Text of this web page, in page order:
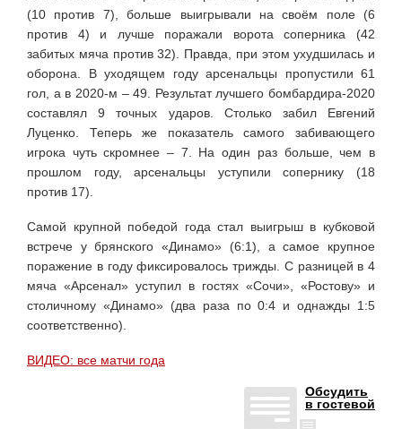
(10 против 7), больше выигрывали на своём поле (6
против 4) и лучше поражали ворота соперника (42
забитых мяча против 32). Правда, при этом ухудшилась и
оборона. В уходящем году арсенальцы пропустили 61
гол, а в 2020-м – 49. Результат лучшего бомбардира-2020
составлял 9 точных ударов. Столько забил Евгений
Луценко. Теперь же показатель самого забивающего
игрока чуть скромнее – 7. На один раз больше, чем в
прошлом году, арсенальцы уступили сопернику (18
против 17).
Самой крупной победой года стал выигрыш в кубковой
встрече у брянского «Динамо» (6:1), а самое крупное
поражение в году фиксировалось трижды. С разницей в 4
мяча «Арсенал» уступил в гостях «Сочи», «Ростову» и
столичному «Динамо» (два раза по 0:4 и однажды 1:5
соответственно).
ВИДЕО: все матчи года
Обсудить
в гостевой